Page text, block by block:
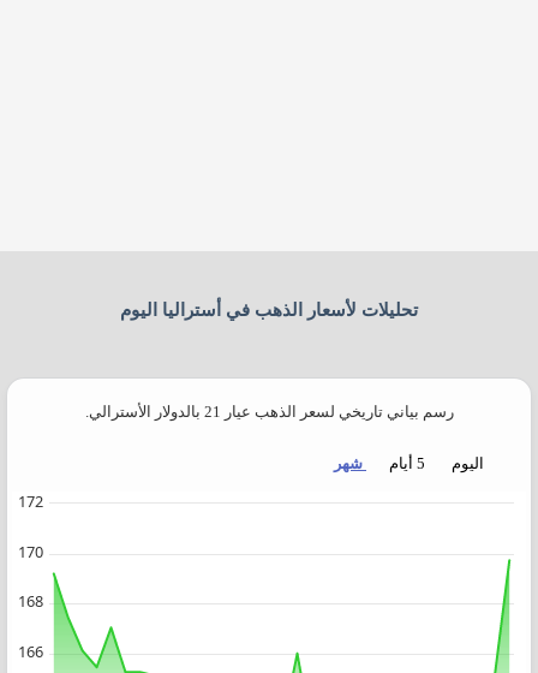
تحليلات لأسعار الذهب في أستراليا اليوم​
رسم بياني تاريخي لسعر الذهب عيار 21 بالدولار الأسترالي.
اليوم 5 أيام شهر
Chart
Data ranges from 2026-07-06 00:00:00 to 2026-08-06 19:28:14.
has 1 Y axis displaying values. Data ranges from 159.2 to 169.73.
166
168
170
172